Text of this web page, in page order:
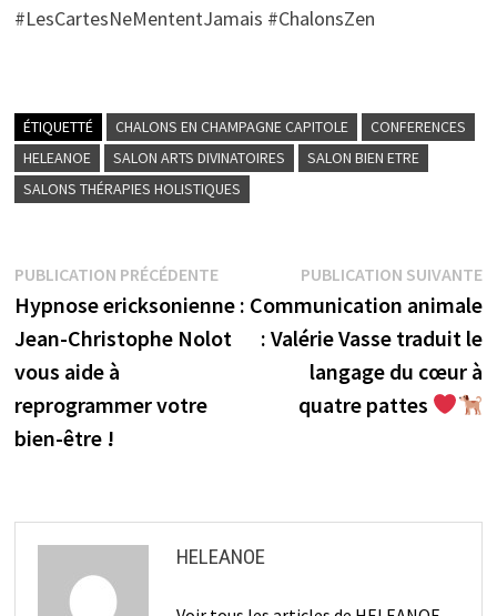
#LesCartesNeMententJamais #ChalonsZen
ÉTIQUETTÉ CHALONS EN CHAMPAGNE CAPITOLE
CONFERENCES
HELEANOE
SALON ARTS DIVINATOIRES
SALON BIEN ETRE
SALONS THÉRAPIES HOLISTIQUES
Navigation
de
l’article
PUBLICATION PRÉCÉDENTEPublication
précédente :
Hypnose ericksonienne :
Jean-Christophe Nolot
vous aide à
reprogrammer votre
bien-être !
PUBLICATION SUIVANTE
Communication animale
: Valérie Vasse traduit le
langage du cœur à
quatre pattes
HELEANOE